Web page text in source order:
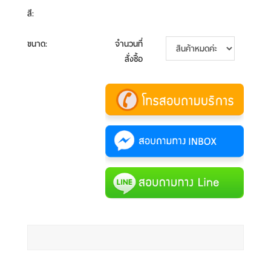
สี:
ขนาด:
จำนวนที่
สั่งซื้อ